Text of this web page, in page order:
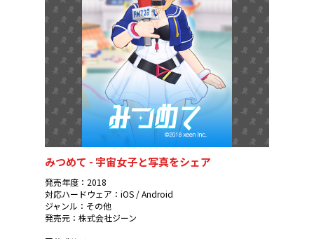
みつめて - 宇宙女子と写真をシェア
発売年度：2018
対応ハードウェア：iOS / Android
ジャンル：その他
発売元：株式会社ジーン